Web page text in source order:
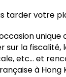
tarder votre
unique
sur la fiscalité,
etc… et
à Hong